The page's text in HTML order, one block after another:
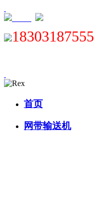
18303187555
首页
网带输送机